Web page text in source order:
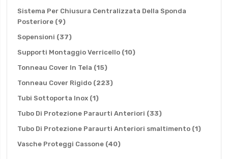
Sistema Per Chiusura Centralizzata Della Sponda
Posteriore
9elementi
Sopensioni 37elementi
Supporti Montaggio Verricello 10elementi
Tonneau Cover In Tela 15elementi
Tonneau Cover Rigido 223elementi
Tubi Sottoporta Inox 1elemento
Tubo Di Protezione Paraurti Anteriori 33elementi
Tubo Di Protezione Paraurti Anteriori smaltimento 1
Vasche Proteggi Cassone 40elementi